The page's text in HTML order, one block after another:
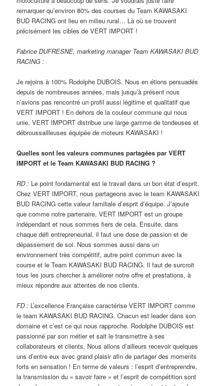
remarquer qu’environ 80% des courses du Team KAWASAKI
BUD RACING ont lieu en milieu rural… Là où se trouvent
précisément les cibles de VERT IMPORT !
Fabrice DUFRESNE, marketing manager Team KAWASAKI BUD
RACING :
Je rejoins à 100% Rodolphe DUBOIS. Nous en étions persuadés
depuis de nombreuses années, mais jusqu’à présent nous
n’avions pas rencontré un profil aussi légitime et qualitatif que
VERT IMPORT ! En dehors de la couleur commune qui nous
unie, VERT IMPORT distribue une large gamme de tondeuses et
débroussailleuses équipée de moteurs KAWASAKI !
Quelles sont les valeurs communes partagées par VERT
IMPORT et le Team KAWASAKI BUD RACING ?
RD : Le point fondamental est le travail dans un bon état d’esprit.
Chez VERT IMPORT, nous partageons avec le team KAWASAKI
BUD RACING cette valeur familiale d’esprit d’équipe. J’ajoute
que comme notre partenaire, VERT IMPORT est un groupe
indépendant et nous sommes fiers de cela. Ensuite, dans
chaque défi entrepreneurial, il faut une dose de passion et de
dépassement de soi. Nous sommes aussi dans un
environnement très compétitif, autre point commun avec la
course et le Team KAWASAKI BUD RACING. Il faut de surcroit
tous les jours chercher à améliorer notre offre et prestations, à
mieux répondre aux attentes de nos clients.
FD : L’excellence Française caractérise VERT IMPORT comme
le team KAWASAKI BUD RACING. Chacun est leader dans son
domaine et c’est ce qui nous rapproche. Rodolphe DUBOIS est
passionné par son métier et sait le transmettre à ses
collaborateurs et clients. Nous allons d’ailleurs recevoir quelques
uns d’entre eux avec grand plaisir afin de partager des moments
forts en sensation ! En terme de valeurs : l’esprit d’entreprendre,
la transmission du « savoir faire » et l’esprit de compétition sont